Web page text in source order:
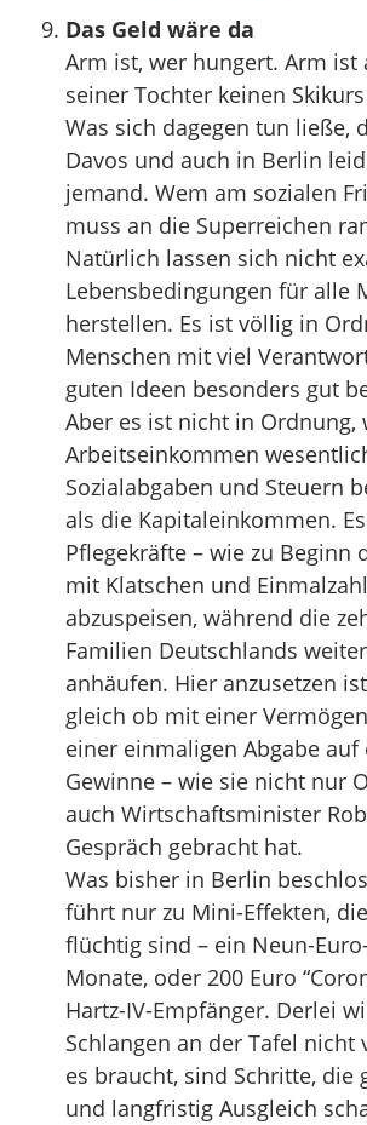
Das Geld wäre da
Arm ist, wer hungert. Arm ist
seiner Tochter keinen
Was sich dagegen tun ließe,
Davos und auch in Berlin
jemand. Wem am sozialen
muss an die Superreichen
Natürlich lassen sich nicht
Lebensbedingungen für alle
herstellen. Es ist völlig in
Menschen mit viel
guten Ideen besonders gut
Aber es ist nicht in Ordnung,
Arbeitseinkommen
Sozialabgaben und Steuern
als die Kapitaleinkommen.
Pflegekräfte – wie zu Beginn
mit Klatschen und
abzuspeisen, während die
Familien Deutschlands
anhäufen. Hier anzusetzen
gleich ob mit einer
einer einmaligen Abgabe
Gewinne – wie sie nicht nur
auch Wirtschaftsminister
Gespräch gebracht hat.
Was bisher in Berlin
führt nur zu Mini-Effekten,
flüchtig sind – ein Neun-
Monate, oder 200 Euro
Hartz-IV-Empfänger. Derlei
Schlangen an der Tafel nicht
es braucht, sind Schritte, die
und langfristig Ausgleich